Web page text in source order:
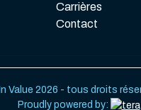
Carrières
Contact
In Value 2026 - tous droits
Proudly powered by: